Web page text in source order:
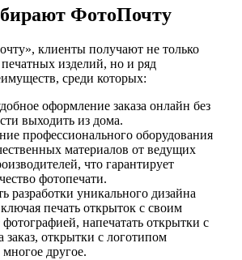
ФотоПочту
клиенты получают не только
печатных изделий, но и ряд
среди которых:
оформление заказа онлайн без
выходить из дома.
профессионального оборудования
материалов от ведущих
что гарантирует
фотопечати.
разработки уникального дизайна
печать открыток с своим
напечатать открытки с
заказ, открытки с логотипом
другое.